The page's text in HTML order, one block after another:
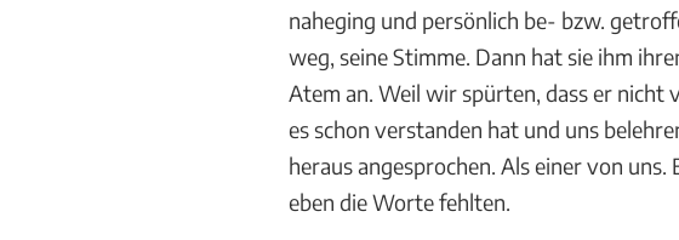
naheging und persönlich be- bzw.
weg, seine Stimme. Dann hat sie ihm
Atem an. Weil wir spürten, dass er nicht
es schon verstanden hat und uns
heraus angesprochen. Als einer von
eben die Worte fehlten.